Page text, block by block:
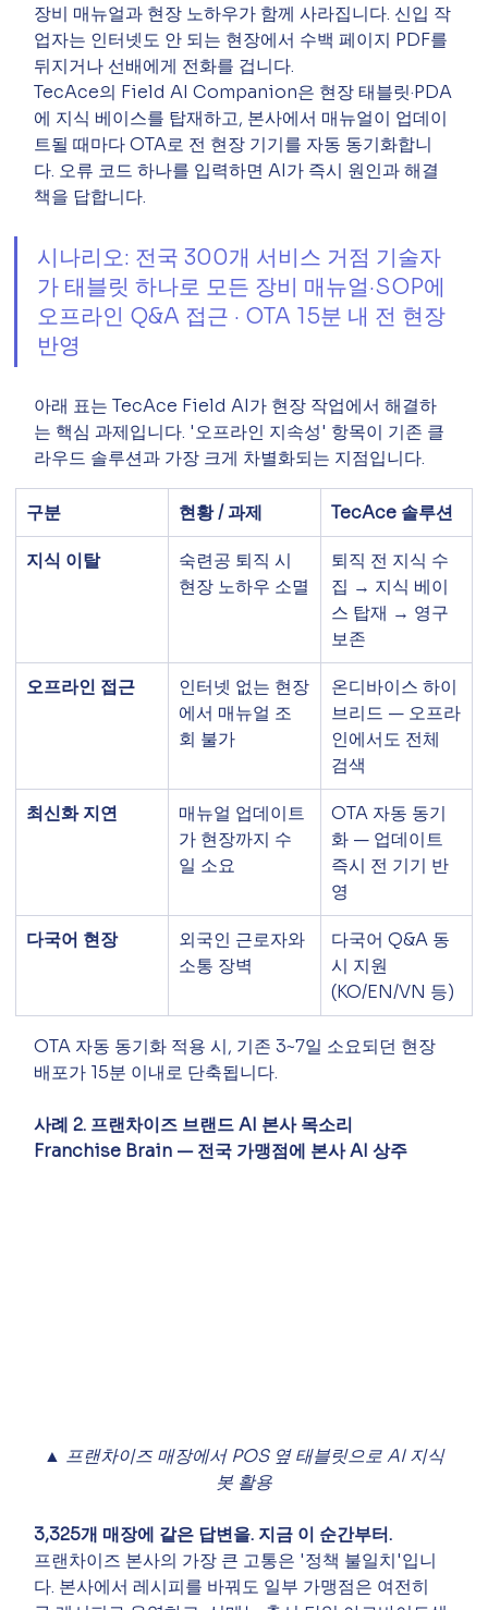
장비 매뉴얼과 현장 노하우가 함께 사라집니다. 신입 작
업자는 인터넷도 안 되는 현장에서 수백 페이지 PDF를
뒤지거나 선배에게 전화를 겁니다.
TecAce의 Field AI Companion은 현장 태블릿·PDA
에 지식 베이스를 탑재하고, 본사에서 매뉴얼이 업데이
트될 때마다 OTA로 전 현장 기기를 자동 동기화합니
다. 오류 코드 하나를 입력하면 AI가 즉시 원인과 해결
책을 답합니다.
시나리오: 전국 300개 서비스 거점 기술자
가 태블릿 하나로 모든 장비 매뉴얼·SOP에
오프라인 Q&A 접근 · OTA 15분 내 전 현장
반영
아래 표는 TecAce Field AI가 현장 작업에서 해결하
는 핵심 과제입니다. '오프라인 지속성' 항목이 기존 클
라우드 솔루션과 가장 크게 차별화되는 지점입니다.
구분 현황 / 과제 TecAce 솔루션
지식 이탈
숙련공 퇴직 시
현장 노하우 소멸
퇴직 전 지식 수
집 → 지식 베이
스 탑재 → 영구
보존
오프라인 접근
인터넷 없는 현장
에서 매뉴얼 조
회 불가
온디바이스 하이
브리드 — 오프라
인에서도 전체
검색
최신화 지연
매뉴얼 업데이트
가 현장까지 수
일 소요
OTA 자동 동기
화 — 업데이트
즉시 전 기기 반
영
다국어 현장
외국인 근로자와
소통 장벽
다국어 Q&A 동
시 지원
(KO/EN/VN 등)
OTA 자동 동기화 적용 시, 기존 3~7일 소요되던 현장
배포가 15분 이내로 단축됩니다.
사례 2. 프랜차이즈 브랜드 AI 본사 목소리
Franchise Brain — 전국 가맹점에 본사 AI 상주
▲ 프랜차이즈 매장에서 POS 옆 태블릿으로 AI 지식
봇 활용
3,325개 매장에 같은 답변을. 지금 이 순간부터.
프랜차이즈 본사의 가장 큰 고통은 '정책 불일치'입니
다. 본사에서 레시피를 바꿔도 일부 가맹점은 여전히